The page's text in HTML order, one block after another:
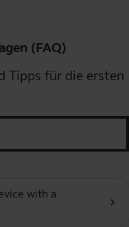
(FAQ)
Tipps für die ersten
with a
chevron_right